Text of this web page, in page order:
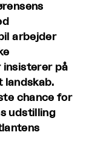
arbejder
på
landskab.
chance for
udstilling